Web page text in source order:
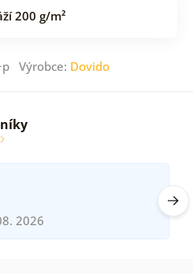
200 g/m²
Výrobce: Dovido
2026